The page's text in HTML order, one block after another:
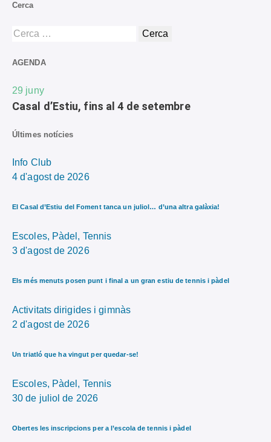
Cerca
AGENDA
29 juny
Casal d’Estiu, fins al 4 de setembre
Últimes notícies
Info Club
4 d'agost de 2026
El Casal d’Estiu del Foment tanca un juliol… d’una altra galàxia!
Escoles, Pàdel, Tennis
3 d'agost de 2026
Els més menuts posen punt i final a un gran estiu de tennis i pàdel
Activitats dirigides i gimnàs
2 d'agost de 2026
Un triatló que ha vingut per quedar-se!
Escoles, Pàdel, Tennis
30 de juliol de 2026
Obertes les inscripcions per a l’escola de tennis i pàdel